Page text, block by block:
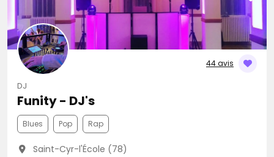
44 avis
DJ
Funity - DJ's
Blues Pop Rap
Saint-Cyr-l'École (78)